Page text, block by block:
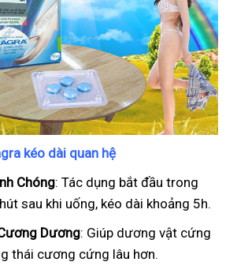
kéo dài quan hệ
Chóng: Tác dụng bắt đầu trong
sau khi uống, kéo dài khoảng 5h.
Dương: Giúp dương vật cứng
thái cương cứng lâu hơn.